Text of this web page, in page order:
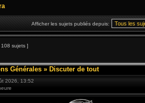
Afficher les sujets publiés depuis:
108 sujets ]
Générales » Discuter de tout
2026, 13:52